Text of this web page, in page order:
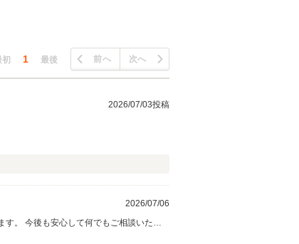
1 最後 前へ 次へ
2026/07/03投稿
2026/07/06